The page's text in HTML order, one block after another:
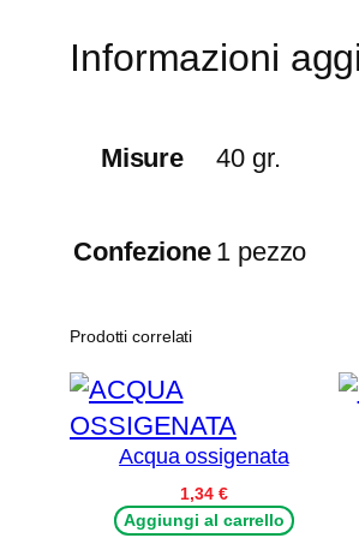
Informazioni
Misure 40 gr.
Confezione 1 pezzo
Prodotti correlati
Acqua ossigenata
1,34 €
Aggiungi al carrello